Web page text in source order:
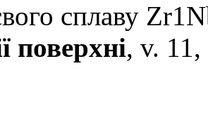
сплаву
поверхні, v.